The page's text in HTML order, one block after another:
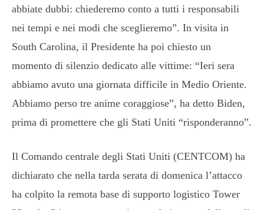
abbiate dubbi: chiederemo conto a tutti i responsabili
nei tempi e nei modi che sceglieremo”. In visita in
South Carolina, il Presidente ha poi chiesto un
momento di silenzio dedicato alle vittime: “Ieri sera
abbiamo avuto una giornata difficile in Medio Oriente.
Abbiamo perso tre anime coraggiose”, ha detto Biden,
prima di promettere che gli Stati Uniti “risponderanno”.
Il Comando centrale degli Stati Uniti (CENTCOM) ha
dichiarato che nella tarda serata di domenica l’attacco
ha colpito la remota base di supporto logistico Tower